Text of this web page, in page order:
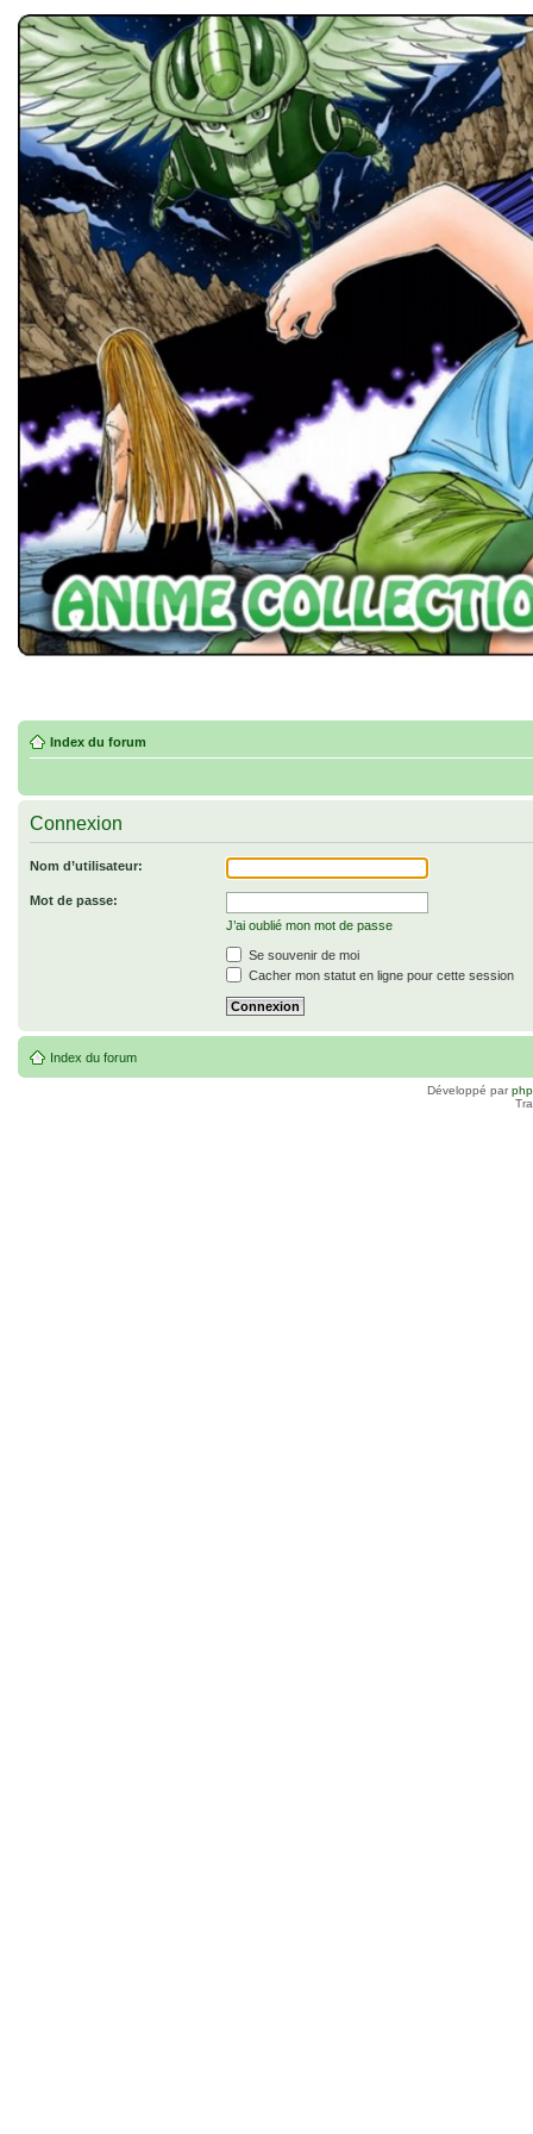
Index du forum
Connexion
Nom d’utilisateur:
Mot de passe:
J’ai oublié mon mot de passe
Se souvenir de moi
Cacher mon statut en ligne pour cette session
Index du forum
Développé par